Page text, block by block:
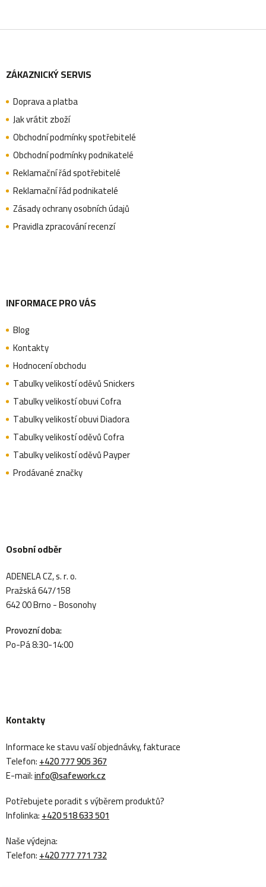
u
á
p
a
t
ZÁKAZNICKÝ SERVIS
Doprava a platba
Jak vrátit zboží
Obchodní podmínky spotřebitelé
Obchodní podmínky podnikatelé
Reklamační řád spotřebitelé
Reklamační řád podnikatelé
Zásady ochrany osobních údajů
Pravidla zpracování recenzí
INFORMACE PRO VÁS
Blog
Kontakty
Hodnocení obchodu
Tabulky velikostí oděvů Snickers
Tabulky velikostí obuvi Cofra
Tabulky velikostí obuvi Diadora
Tabulky velikostí oděvů Cofra
Tabulky velikostí oděvů Payper
Prodávané značky
Osobní odběr
ADENELA CZ, s. r. o.
Pražská 647/158
642 00 Brno - Bosonohy
Provozní doba:
Po-Pá 8:30-14:00
Kontakty
Informace ke stavu vaší objednávky, fakturace
Telefon:+420 777 905 367
E-mail:info@safework.cz
Potřebujete poradit s výběrem produktů?
Infolinka:+420 518 633 501
Naše výdejna:
Telefon:+420 777 771 732